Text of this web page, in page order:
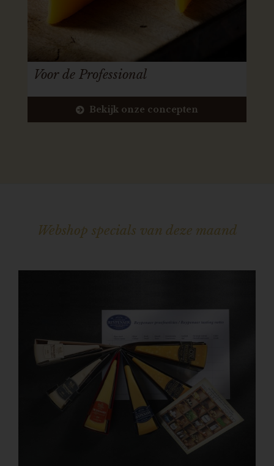
Voor de Professional
Bekijk onze concepten
Webshop specials van deze maand